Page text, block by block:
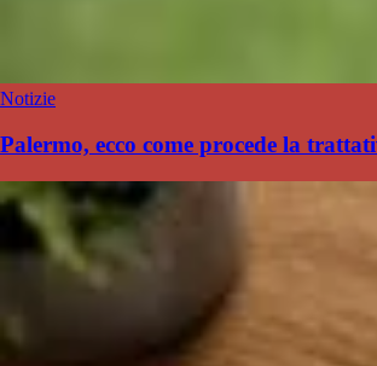
Notizie
Palermo, ecco come procede la